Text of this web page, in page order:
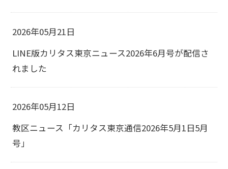
2026年05月21日
LINE版カリタス東京ニュース2026年6月号が配信さ
れました
2026年05月12日
教区ニュース「カリタス東京通信2026年5月1日5月
号」